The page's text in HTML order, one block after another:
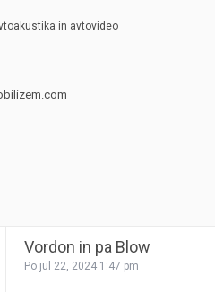
NAGRADNA IGRA
HIBRIDNA
JERNEJ BOLKA
in avtovideo
Vordon in pa Blow
Po jul 22, 2024 1:47 pm